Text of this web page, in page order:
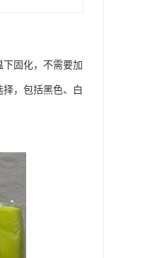
固化，不需要加
，包括黑色、白